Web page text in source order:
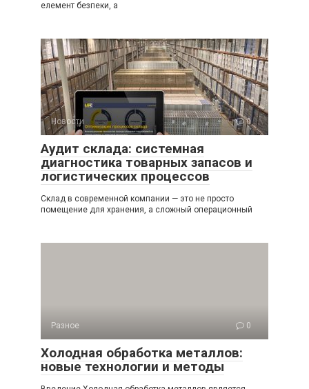
елемент безпеки, а
Новости 0
Аудит склада: системная
диагностика товарных запасов и
логистических процессов
Склад в современной компании — это не просто
помещение для хранения, а сложный операционный
Разное 0
Холодная обработка металлов:
новые технологии и методы